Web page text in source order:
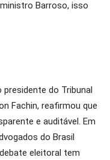
Barroso, isso
do Tribunal
Fachin, reafirmou que
e auditável. Em
do Brasil
eleitoral tem